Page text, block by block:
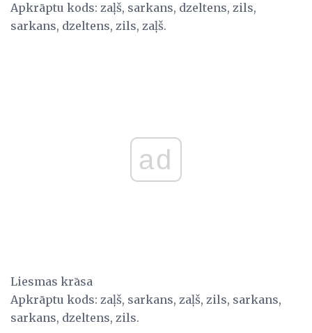
Apkrāptu kods: zaļš, sarkans, dzeltens, zils,
sarkans, dzeltens, zils, zaļš.
ad
Liesmas krāsa
Apkrāptu kods: zaļš, sarkans, zaļš, zils, sarkans,
sarkans, dzeltens, zils.